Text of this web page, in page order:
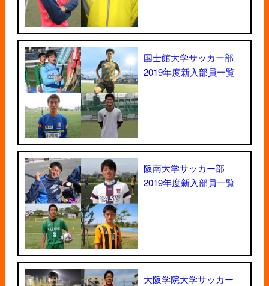
国士館大学サッカー部
2019年度新入部員一覧
阪南大学サッカー部
2019年度新入部員一覧
大阪学院大学サッカー